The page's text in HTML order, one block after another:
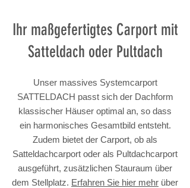
Ihr maßgefertigtes Carport mit
Satteldach oder Pultdach
Unser massives Systemcarport
SATTELDACH passt sich der Dachform
klassischer Häuser optimal an, so dass
ein harmonisches Gesamtbild entsteht.
Zudem bietet der Carport, ob als
Satteldachcarport oder als Pultdachcarport
ausgeführt, zusätzlichen Stauraum über
dem Stellplatz. Erfahren Sie hier mehr über